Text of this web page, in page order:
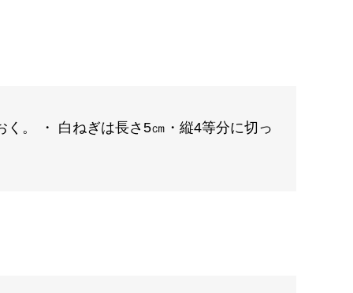
。 ・ 白ねぎは長さ5㎝・縦4等分に切っ